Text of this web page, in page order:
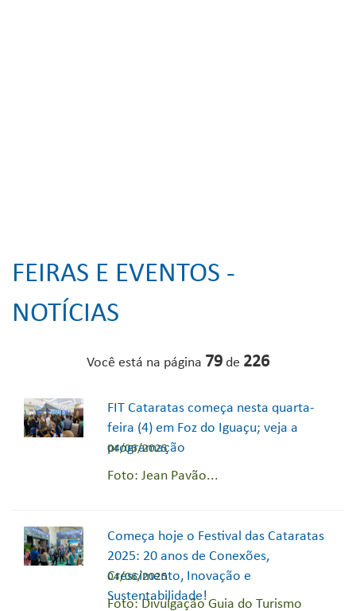
FEIRAS E EVENTOS -
NOTÍCIAS
Você está na página 79 de 226
FIT Cataratas começa nesta quarta-
feira (4) em Foz do Iguaçu; veja a
programação
04/06/2025
Foto: Jean Pavão...
Começa hoje o Festival das Cataratas
2025: 20 anos de Conexões,
Crescimento, Inovação e
Sustentabilidade!
04/06/2025
Foto: Divulgação Guia do Turismo